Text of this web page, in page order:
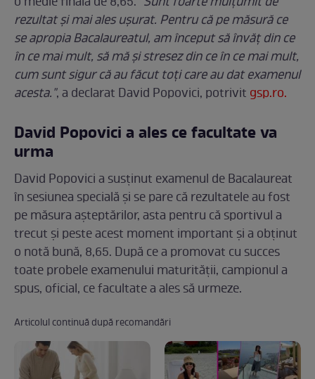
rezultat și mai ales ușurat. Pentru că pe măsură ce
se apropia Bacalaureatul, am început să învăț din ce
în ce mai mult, să mă și stresez din ce în ce mai mult,
cum sunt sigur că au făcut toți care au dat examenul
acesta.", a declarat David Popovici, potrivit gsp.ro.
David Popovici a ales ce facultate va
urma
David Popovici a susținut examenul de Bacalaureat
în sesiunea specială și se pare că rezultatele au fost
pe măsura așteptărilor, asta pentru că sportivul a
trecut și peste acest moment important și a obținut
o notă bună, 8,65. După ce a promovat cu succes
toate probele examenului maturității, campionul a
spus, oficial, ce facultate a ales să urmeze.
Articolul continuă după recomandări